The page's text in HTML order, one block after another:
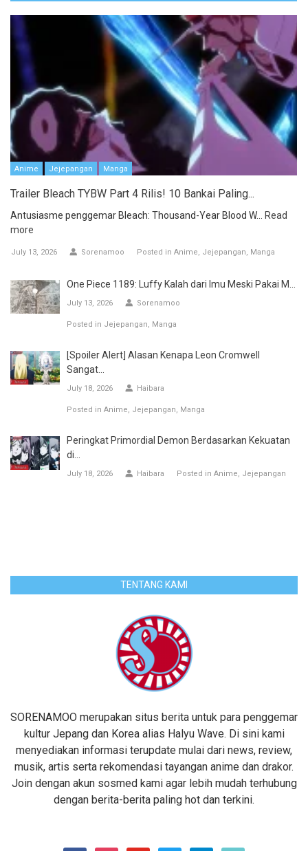
Anime Jejepangan Manga
Trailer Bleach TYBW Part 4 Rilis! 10 Bankai Paling...
Antusiasme penggemar Bleach: Thousand-Year Blood W... Read
more
July 13, 2026 Sorenamoo Posted in Anime Jejepangan Manga
One Piece 1189: Luffy Kalah dari Imu Meski Pakai M...
July 13, 2026 Sorenamoo
Posted in Jejepangan Manga
[Spoiler Alert] Alasan Kenapa Leon Cromwell
Sangat...
July 18, 2026 Haibara
Posted in Anime Jejepangan Manga
Peringkat Primordial Demon Berdasarkan Kekuatan
di...
July 18, 2026 Haibara Posted in Anime Jejepangan
TENTANG KAMI
SORENAMOO merupakan situs berita untuk para penggemar
kultur Jepang dan Korea alias Halyu Wave. Di sini kami
menyediakan informasi terupdate mulai dari news, review,
musik, artis serta rekomendasi tayangan anime dan drakor.
Join dengan akun sosmed kami agar lebih mudah terhubung
dengan berita-berita paling hot dan terkini.